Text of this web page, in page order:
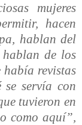
mujeres
hacen
hablan del
de los
había revistas
servía con
tuvieron en
como aquí”,